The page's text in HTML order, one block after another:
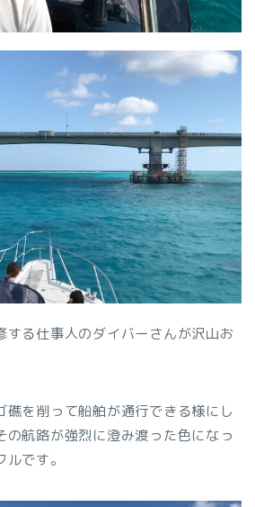
する仕事人のダイバーさんが沢山お
礁を削って船舶が通行できる様にし
の航路が強烈に澄み渡った色になっ
です。